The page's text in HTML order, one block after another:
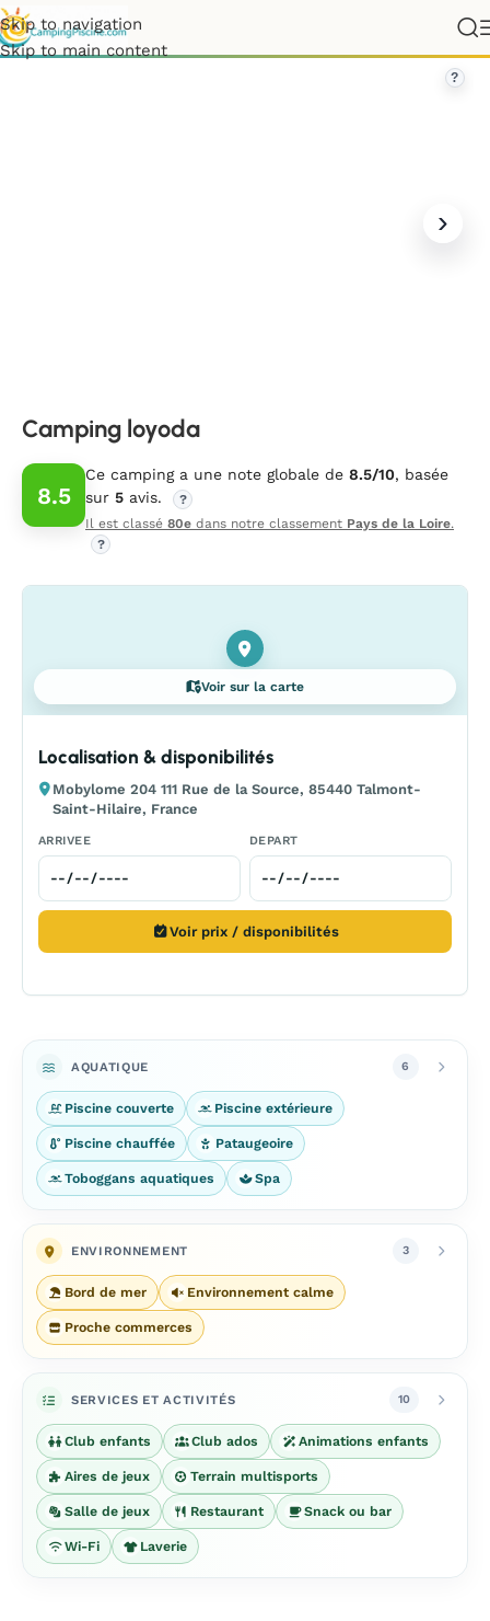
Skip to navigation
Skip to main content
France»Pays de la Loire
?
Camping loyoda
8.5
Ce camping a une note globale de 8.5/10, basée
sur 5 avis.
?
Il est classé 80e dans notre classement Pays de la Loire.
?
Voir sur la carte
Localisation & disponibilités
Mobylome 204 111 Rue de la Source, 85440 Talmont-
Saint-Hilaire, France
ARRIVEE DEPART
Voir prix / disponibilités
AQUATIQUE 6
Piscine couverte Piscine extérieure
Piscine chauffée Pataugeoire
Toboggans aquatiques Spa
ENVIRONNEMENT 3
Bord de mer Environnement calme
Proche commerces
SERVICES ET ACTIVITÉS 10
Club enfants Club ados Animations enfants
Aires de jeux Terrain multisports
Salle de jeux Restaurant Snack ou bar
Wi-Fi Laverie